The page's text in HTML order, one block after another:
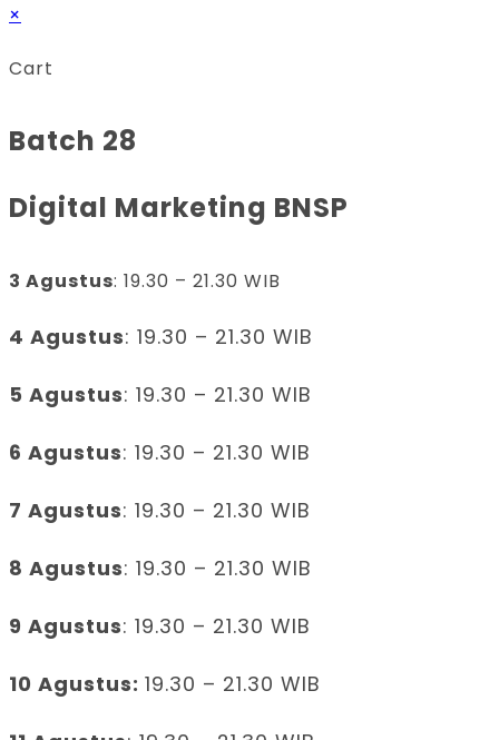
×
Cart
Batch 28
Digital Marketing BNSP
3 Agustus: 19.30 – 21.30 WIB
4 Agustus: 19.30 – 21.30 WIB
5 Agustus: 19.30 – 21.30 WIB
6 Agustus: 19.30 – 21.30 WIB
7 Agustus: 19.30 – 21.30 WIB
8 Agustus: 19.30 – 21.30 WIB
9 Agustus: 19.30 – 21.30 WIB
10 Agustus: 19.30 – 21.30 WIB